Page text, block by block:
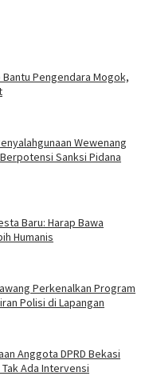
Pengendara Mogok,
Wewenang
Sanksi Pidana
Baru: Harap Bawa
Humanis
Perkenalkan Program
Polisi di Lapangan
Anggota DPRD Bekasi
Ada Intervensi